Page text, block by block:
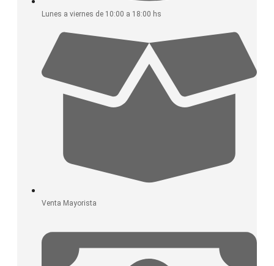
Lunes a viernes de 10:00 a 18:00 hs
Venta Mayorista